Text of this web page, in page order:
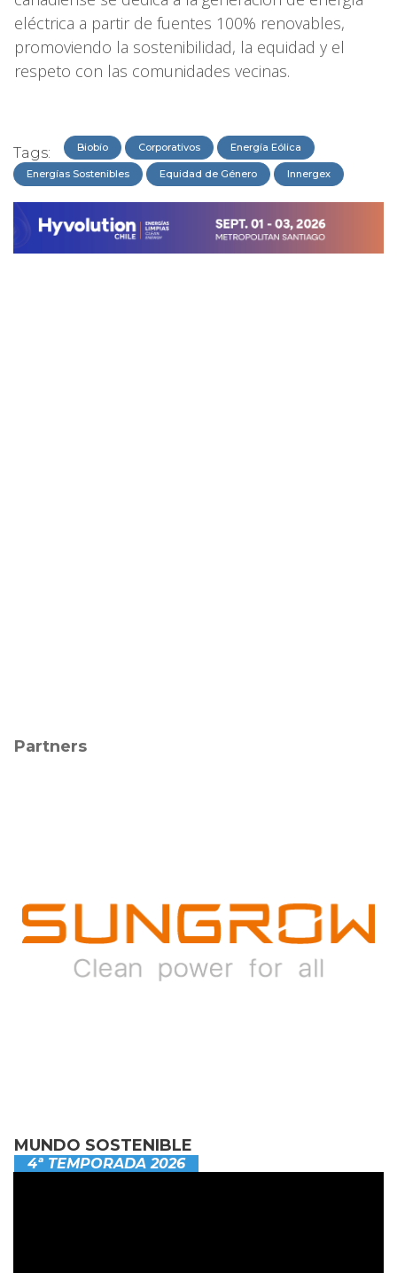
eléctrica a partir de fuentes 100% renovables,
promoviendo la sostenibilidad, la equidad y el
respeto con las comunidades vecinas.
Tags: Biobío Corporativos Energía Eólica
Energías Sostenibles Equidad de Género Innergex
Partners
MUNDO SOSTENIBLE
4ª TEMPORADA 2026